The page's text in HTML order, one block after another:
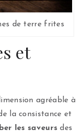
de terre frites
et
agréable à
la consistance et
les saveurs des